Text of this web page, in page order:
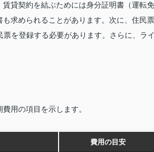
貸契約を結ぶためには身分証明書（運転免
求められることがあります。次に、住民票
を登録する必要があります。さらに、ラ
用の項目を示します。
費用の目安